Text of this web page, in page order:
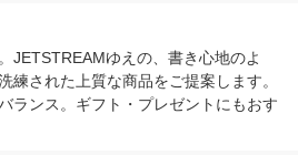
JETSTREAMゆえの、書き心地のよ
練された上質な商品をご提案します。
ランス。ギフト・プレゼントにもおす